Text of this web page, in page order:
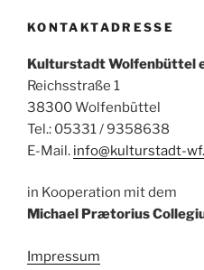
KONTAKTADRESSE
Kulturstadt Wolfenbüttel
Reichsstraße 1
38300 Wolfenbüttel
Tel.: 05331 / 9358638
E-Mail. info@kulturstadt-
in Kooperation mit dem
Michael Prætorius
Impressum